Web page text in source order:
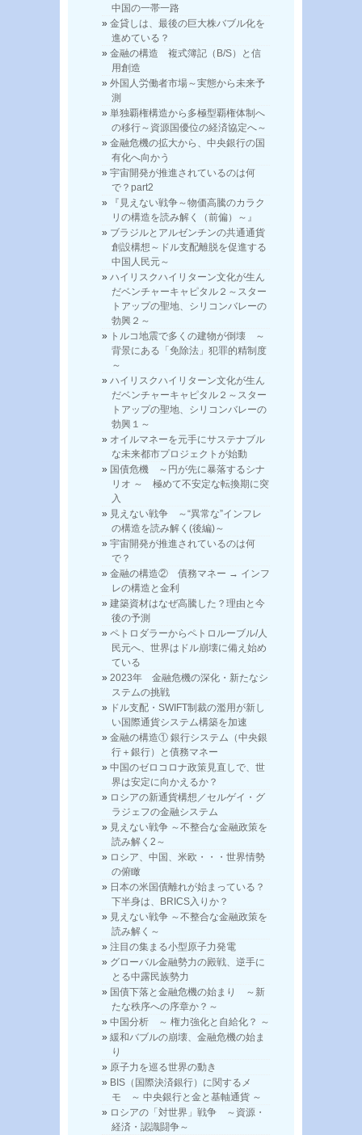
中国の一帯一路
金貸しは、最後の巨大株バブル化を
進めている？
金融の構造 複式簿記（B/S）と信
用創造
外国人労働者市場～実態から未来予
測
単独覇権構造から多極型覇権体制へ
の移行～資源国優位の経済協定へ～
金融危機の拡大から、中央銀行の国
有化へ向かう
宇宙開発が推進されているのは何
で？part2
『見えない戦争～物価高騰のカラク
リの構造を読み解く（前偏）～』
ブラジルとアルゼンチンの共通通貨
創設構想～ドル支配離脱を促進する
中国人民元～
ハイリスクハイリターン文化が生ん
だベンチャーキャピタル２～スター
トアップの聖地、シリコンバレーの
勃興２～
トルコ地震で多くの建物が倒壊 ～
背景にある「免除法」犯罪的精制度
～
ハイリスクハイリターン文化が生ん
だベンチャーキャピタル２～スター
トアップの聖地、シリコンバレーの
勃興１～
オイルマネーを元手にサステナブル
な未来都市プロジェクトが始動
国債危機 ～円が先に暴落するシナ
リオ ～ 極めて不安定な転換期に突
入
見えない戦争 ～“異常な”インフレ
の構造を読み解く(後編)～
宇宙開発が推進されているのは何
で？
金融の構造② 債務マネー → インフ
レの構造と金利
建築資材はなぜ高騰した？理由と今
後の予測
ペトロダラーからペトロルーブル/人
民元へ、世界はドル崩壊に備え始め
ている
2023年 金融危機の深化・新たなシ
ステムの挑戦
ドル支配・SWIFT制裁の濫用が新し
い国際通貨システム構築を加速
金融の構造① 銀行システム（中央銀
行＋銀行）と債務マネー
中国のゼロコロナ政策見直しで、世
界は安定に向かえるか？
ロシアの新通貨構想／セルゲイ・グ
ラジェフの金融システム
見えない戦争 ～不整合な金融政策を
読み解く2～
ロシア、中国、米欧・・・世界情勢
の俯瞰
日本の米国債離れが始まっている？
下半身は、BRICS入りか？
見えない戦争 ～不整合な金融政策を
読み解く～
注目の集まる小型原子力発電
グローバル金融勢力の殿戦、逆手に
とる中露民族勢力
国債下落と金融危機の始まり ～新
たな秩序への序章か？～
中国分析 ～ 権力強化と自給化？ ～
緩和バブルの崩壊、金融危機の始ま
り
原子力を巡る世界の動き
BIS（国際決済銀行）に関するメ
モ ～ 中央銀行と金と基軸通貨 ～
ロシアの「対世界」戦争 ～資源・
経済・認識闘争～